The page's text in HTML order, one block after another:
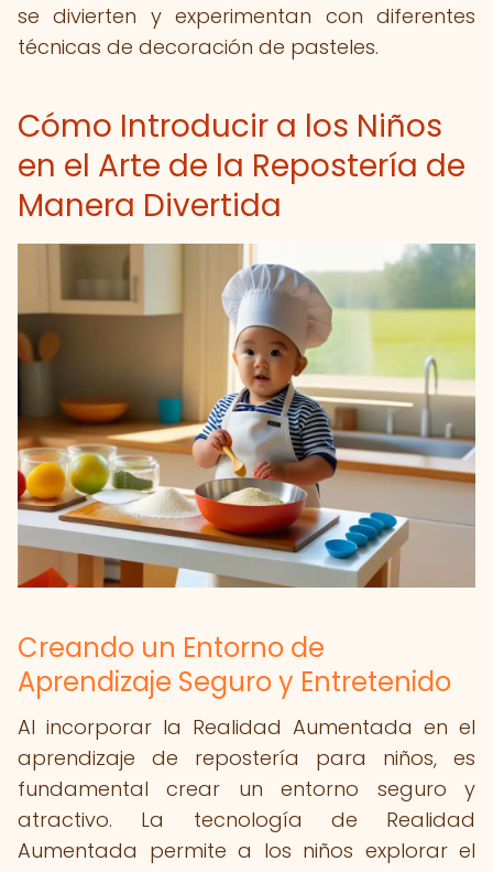
se divierten y experimentan con diferentes
técnicas de decoración de pasteles.
Cómo Introducir a los Niños
en el Arte de la Repostería de
Manera Divertida
Creando un Entorno de
Aprendizaje Seguro y Entretenido
Al incorporar la Realidad Aumentada en el
aprendizaje de repostería para niños, es
fundamental crear un entorno seguro y
atractivo. La tecnología de Realidad
Aumentada permite a los niños explorar el